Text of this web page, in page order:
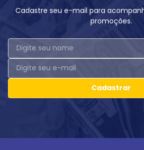
Cadastre seu e-mail para
promoções.
Cadastrar